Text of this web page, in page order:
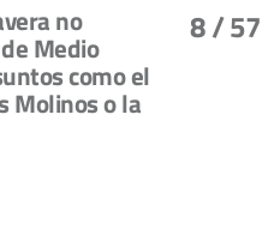
8/ 57
no
Medio
como el
Molinos o la